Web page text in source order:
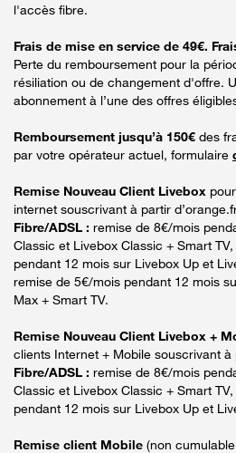
l'accès fibre.
Frais de mise en service de 49€.
Perte du remboursement pour la
résiliation ou de changement d'offre.
abonnement à l’une des offres
Remboursement jusqu’à 150€ des
par votre opérateur actuel, formulaire
Remise Nouveau Client Livebox
internet souscrivant à partir
Fibre/ADSL : remise de 8€/mois
Classic et Livebox Classic + Smart
pendant 12 mois sur Livebox Up et
remise de 5€/mois pendant 12 mois
Max + Smart TV.
Remise Nouveau Client Livebox +
clients Internet + Mobile souscrivant à
Fibre/ADSL : remise de 8€/mois
Classic et Livebox Classic + Smart
pendant 12 mois sur Livebox Up et
Remise client Mobile (non